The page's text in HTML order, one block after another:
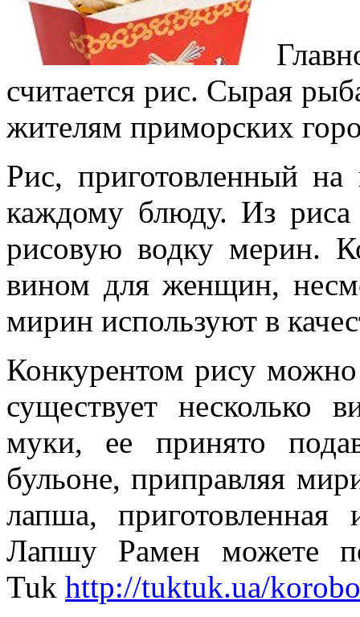
считается рис. Сырая
жителям приморских
Рис, приготовленный
каждому блюду. Из риса
рисовую водку мерин.
вином для женщин,
мирин используют в
Конкурентом рису можно
существует
муки, ее принято
бульоне, приправляя
лапша,
Лапшу Рамен можете
Tuk http://tuktuk.ua/